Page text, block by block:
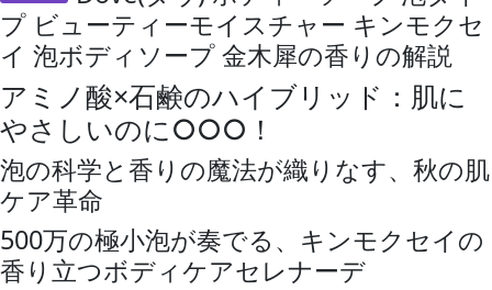
プ ビューティーモイスチャー キンモクセ
イ 泡ボディソープ 金木犀の香りの解説
アミノ酸×石鹸のハイブリッド：肌に
やさしいのに○○○！
泡の科学と香りの魔法が織りなす、秋の肌
ケア革命
500万の極小泡が奏でる、キンモクセイの
香り立つボディケアセレナーデ